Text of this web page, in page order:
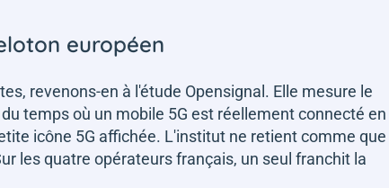
européen
revenons-en à l'étude Opensignal. Elle mesure le
temps où un mobile 5G est réellement connecté en
icône 5G affichée. L'institut ne retient comme que
les quatre opérateurs français, un seul franchit la